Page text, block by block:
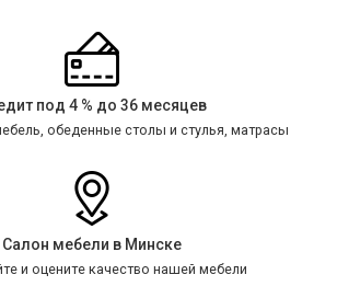
под 4 % до 36 месяцев
обеденные столы и стулья, матрасы
Салон мебели в Минске
и оцените качество нашей мебели